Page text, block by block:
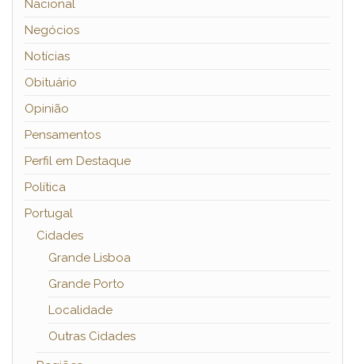
Nacional
Negócios
Notícias
Obituário
Opinião
Pensamentos
Perfil em Destaque
Política
Portugal
Cidades
Grande Lisboa
Grande Porto
Localidade
Outras Cidades